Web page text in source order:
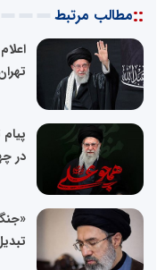
::مطالب مرتبط
در